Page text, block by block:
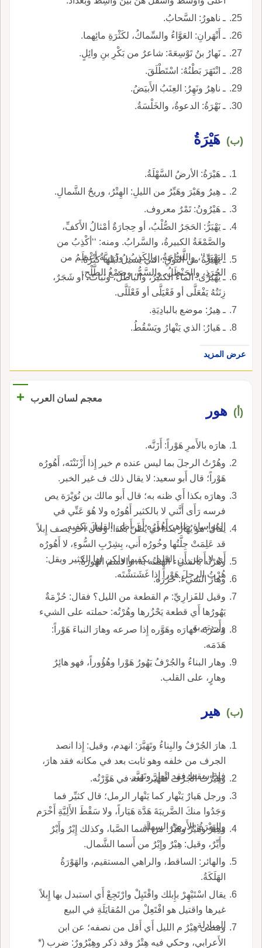
ـ ناهورُ: السَّحابُ.
ـ أَنْهَرانِ: العَوَّاءُ والسِّماكُ، لكَثْرَةِ مائِهما.
ـ نَهارُ بنُ تَوْسِعَةَ: شاعرٌ من بَكْرِ بنِ وائِلٍ.
ـ انْتَهَرَ بَطْنُهُ: اسْتَطْلَقَ.
ـ ناهِرُ ونَهِرُ: العِنَبُ الأَبيَضُ.
ـ نَهْرَةُ: الدعوةُ، والخَلْسَةُ.
(ب) هَيْرَةُ
ـ هَيْرَةُ: الأرضُ السَّهْلَةُ.
ـ هِيرُ وهَيْرَ وهَيِّرُ من الليلِ: الهِتْرُ، وريحُ الشَّمالِ.
ـ هَيْرُونُ: تَمْرٌ معروف.
ـ يَهْيَرُّ: الحَجَرُ الصُّلْبُ، أو حِجارَةٌ أمْثالُ الأَكفِّ،
والصَّمْغَةُ الكبيرةُ، والسَّرابُ. ومنه: ‘‘أكْذِبُ من
اليَهْيَرِّ’‘، واللَّجاجَةُ، والكَذِبُ، ودُوَيبَّةٌ أعْظَمُ من
الجُرَذِ، والحَنْظَلُ، والسَّمُّ، وصَمْغُ الطَّلْحِ.
ـ يَهْيَرَّةُ من النُّوقِ: التي يَسيلُ لَبَنُها كثْرَةً.
ـ يَهْيَرَّى: الماءُ الكثيرُ، والباطلُ، ونَباتٌ، أو شَجَرٌ،
زِنَتُهُ يَفْعَلَّى أو فَعْيَلَّى أو فَعْلَلَّى.
ـ هِيرُ: موضع بالبادِيَةِ.
ـ هَيارُ: الذي يَنْهارُ ويَسْقُطُ.
عرض المزيد
معجم لسان العرب +
(أ) هور
هارَه بالأَمرِ هَوْراً: أَزَنَّه.
وهُرْتُ الرجلَ بما ليس عنده م خير إِذا أَزْنَنْتَه، أَهُورُه
هَوْراً؛ قال أَبو سعيد: لا يقال ذلك ف غير الخبر.
وهارَه بكذا أَي ظنه به؛ قال أَبو مالك بن نُوَيْرَة يص
فرسه رَأَى أَنَّني لا بالكثير أَهُورُه ولا هُوَ عَنِّي في
المُواساةِ ظاهر أَهُورُه أَي أَظن القليلَ يكفيه.
يقال: هو يُهارُ بكذا أَي يُظَنّ بكذا؛ وقال آخر يصف إِبلاً
قد عَلِمَتْ جِلَّتُها وخُورُه أَني، بِشِرْبِ السُّوءِ، لا أَهُورُه
أَي لا أَظن أَن القليل يكفيها ولكن لها الكثير ويقل:
هُرْتُ الرجلَ هَوْراً إِذا غَشَتشْتَه.
وهُرْتُه بالشيء اتَّهَمْتُه به، والاسم الهُورَةُ.
وهارَ الشيءَ: حَزَرَه.
وقيل للفَزارِيِّ: م القطعة من الليل؟ فقال: حُزْمَةٌ
يَهُورُها أَي قطعة يَحْزُرها وهُرْتُه: حملته على الشيء
وأَردته به.
وضَرَبَه فَهارَه وهَوَّره إِذا صرعه وهارَ النباءَ هَوْراً:
هَدَمَه.
وهار البناءُ والجُرْفُ يَهُورُ هَوْرا وهُؤُوراً، فهو هائِرٌ
وهارٍ، على القلب.
(ب) هير
هارَ الجُرْفُ والبِناءُ وتَهَيَّرَ: انهدم، وقيل: إِذا انصد
الجرف من خلفه وهو ثابت بعد في مكانه فقد هارَ،
فإِذا سقط فقد انْهار وتَهَيَّر.
وهَيَّرْتُ الجُرْفَ فَتَهَيَّر: لغة في هَوَّرْتُه.
ورجل هَيارٌ يَنْهار كما يَنْهار الرمل؛ قال كثيِّر فما
وَجَدُوا منكَ الضَّريبَةَ هَدَّة هَيَاراً، ولا سَقْطَ الأَلِيَّةِ أَخْرَم
والهَيْرَةُ: الأَرضُ السهلة.
وهِيرٌ وهَيْرٌ وهَيِّرٌ: من أَسما الصَّبا، وكذلك إِيْرٌ وأَيْرٌ
وأَيِّرٌ، وقيل: هِيْرٌ وإِيْرٌ من أَسما الشَّمال.
والهائر: الساقط، والراهي المستقيم، والهَوْرَةُ
الهَلَكَةُ.
يقال اسْتَيْهِرْ بإِبلك واقْتَيِلْ وارْتَجِعْ أَي استبدل بها إِبلاً
غيرها واقتيل هو افْتَعِلْ من المُقايَلَةِ في البيع
المبادلة.
ومضى هِيْرٌ م الليل أَي أَقل من نصفه؛ عن ابن
الأَعرابي، وحكي فيه هِتْرٌ وقد ذكر وهِيْرُورٌ: ضرب (*